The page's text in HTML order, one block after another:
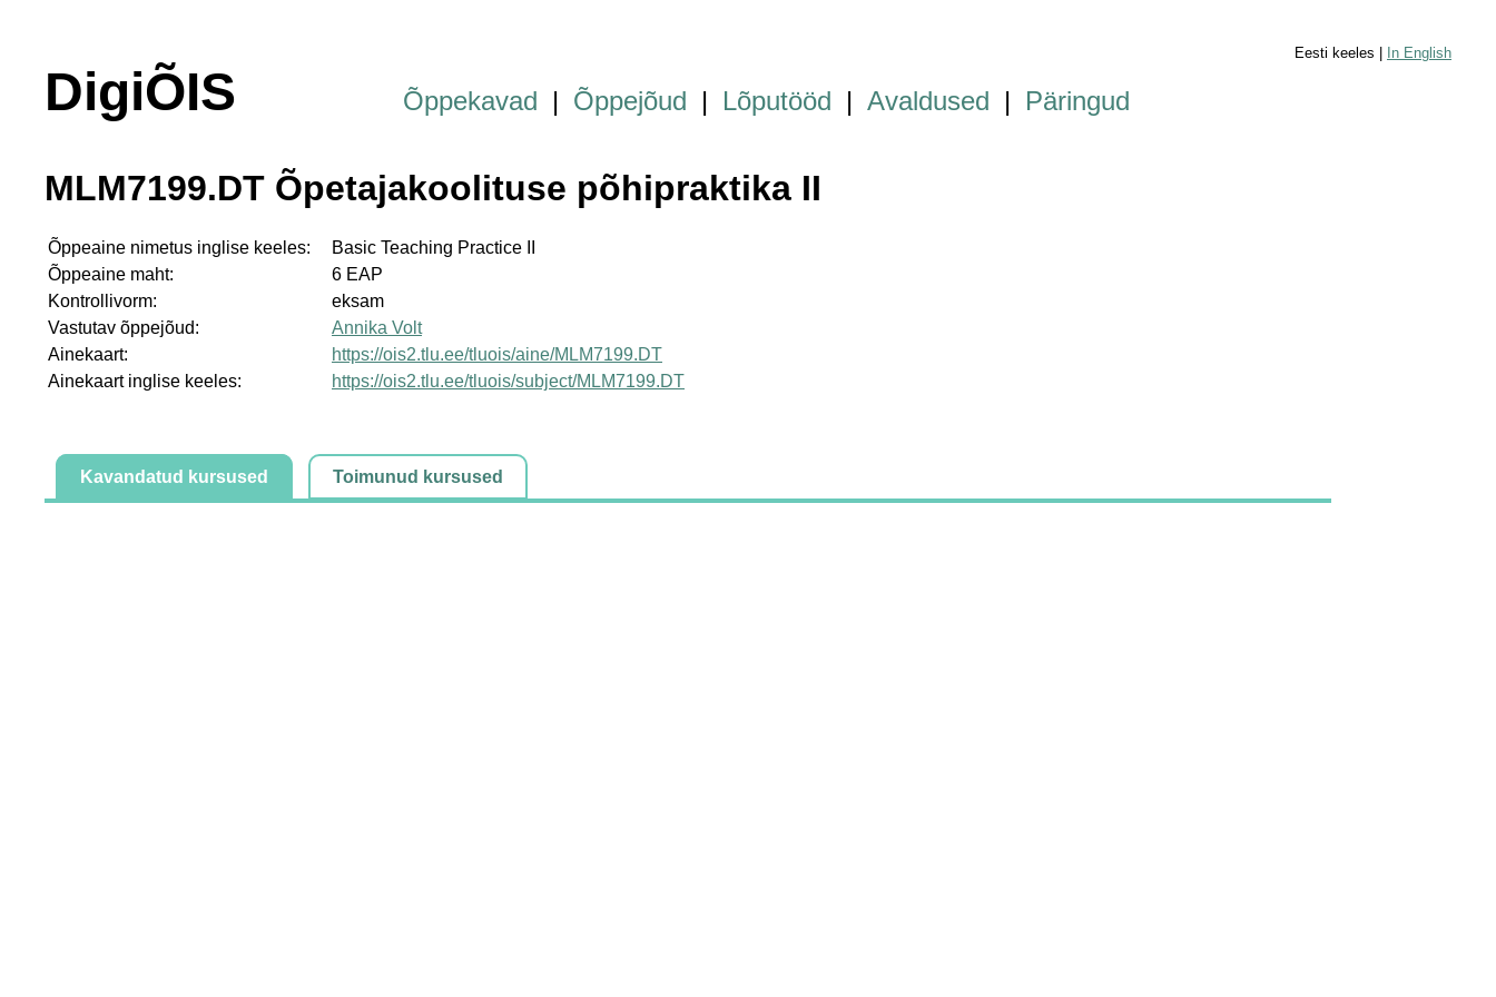
Eesti keeles | In English
DigiÕIS Õppekavad | Õppejõud | Lõputööd | Avaldused | Päringud
MLM7199.DT Õpetajakoolituse põhipraktika II
Õppeaine nimetus inglise keeles:
Basic Teaching Practice II
Õppeaine maht:
6 EAP
Kontrollivorm:
eksam
Vastutav õppejõud:
Annika Volt
Ainekaart:
https://ois2.tlu.ee/tluois/aine/MLM7199.DT
Ainekaart inglise keeles:
https://ois2.tlu.ee/tluois/subject/MLM7199.DT
Kavandatud kursused Toimunud kursused